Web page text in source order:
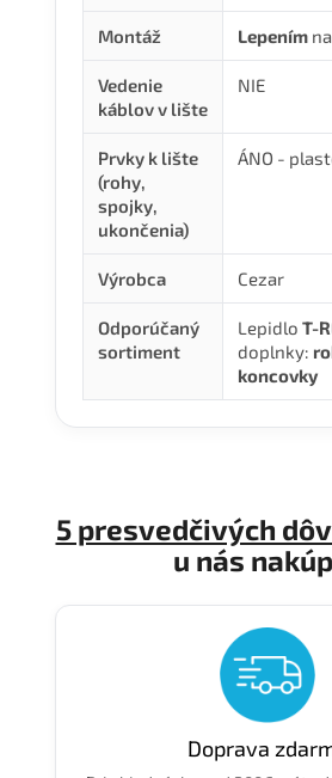
Montáž Lepením
Vedenie
káblov v lište
NIE
Prvky k lište
(rohy,
spojky,
ukončenia)
ÁNO -
Výrobca Cezar
Odporúčaný
sortiment
Lepidlo T-
doplnky:
koncovky
5 presvedčivých
u nás
Doprava